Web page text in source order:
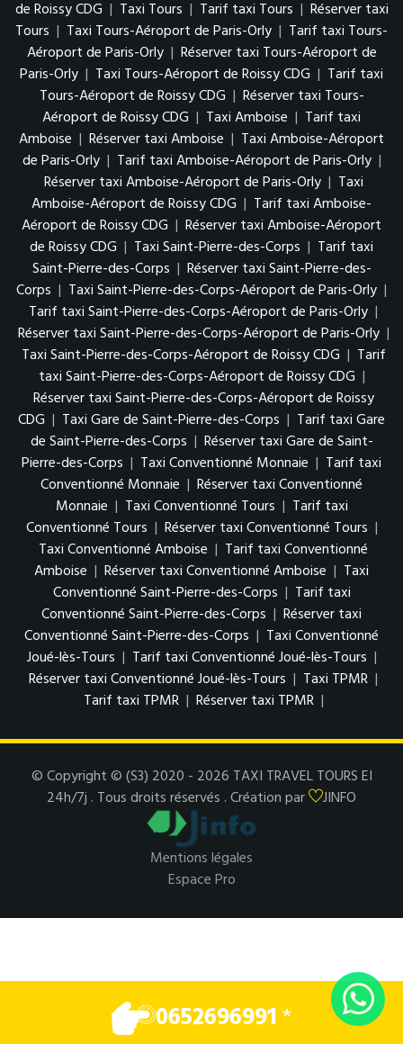
de Roissy CDG | Taxi Tours | Tarif taxi Tours | Réserver taxi
Tours | Taxi Tours-Aéroport de Paris-Orly | Tarif taxi Tours-
Aéroport de Paris-Orly | Réserver taxi Tours-Aéroport de
Paris-Orly | Taxi Tours-Aéroport de Roissy CDG | Tarif taxi
Tours-Aéroport de Roissy CDG | Réserver taxi Tours-
Aéroport de Roissy CDG | Taxi Amboise | Tarif taxi
Amboise | Réserver taxi Amboise | Taxi Amboise-Aéroport
de Paris-Orly | Tarif taxi Amboise-Aéroport de Paris-Orly |
Réserver taxi Amboise-Aéroport de Paris-Orly | Taxi
Amboise-Aéroport de Roissy CDG | Tarif taxi Amboise-
Aéroport de Roissy CDG | Réserver taxi Amboise-Aéroport
de Roissy CDG | Taxi Saint-Pierre-des-Corps | Tarif taxi
Saint-Pierre-des-Corps | Réserver taxi Saint-Pierre-des-
Corps | Taxi Saint-Pierre-des-Corps-Aéroport de Paris-Orly |
Tarif taxi Saint-Pierre-des-Corps-Aéroport de Paris-Orly |
Réserver taxi Saint-Pierre-des-Corps-Aéroport de Paris-Orly |
Taxi Saint-Pierre-des-Corps-Aéroport de Roissy CDG | Tarif
taxi Saint-Pierre-des-Corps-Aéroport de Roissy CDG |
Réserver taxi Saint-Pierre-des-Corps-Aéroport de Roissy
CDG | Taxi Gare de Saint-Pierre-des-Corps | Tarif taxi Gare
de Saint-Pierre-des-Corps | Réserver taxi Gare de Saint-
Pierre-des-Corps | Taxi Conventionné Monnaie | Tarif taxi
Conventionné Monnaie | Réserver taxi Conventionné
Monnaie | Taxi Conventionné Tours | Tarif taxi
Conventionné Tours | Réserver taxi Conventionné Tours |
Taxi Conventionné Amboise | Tarif taxi Conventionné
Amboise | Réserver taxi Conventionné Amboise | Taxi
Conventionné Saint-Pierre-des-Corps | Tarif taxi
Conventionné Saint-Pierre-des-Corps | Réserver taxi
Conventionné Saint-Pierre-des-Corps | Taxi Conventionné
Joué-lès-Tours | Tarif taxi Conventionné Joué-lès-Tours |
Réserver taxi Conventionné Joué-lès-Tours | Taxi TPMR |
Tarif taxi TPMR | Réserver taxi TPMR |
© Copyright © (S3) 2020 - 2026 TAXI TRAVEL TOURS EI
24h/7j . Tous droits réservés . Création par
JINFO
Mentions légales
Espace Pro
0652696991*